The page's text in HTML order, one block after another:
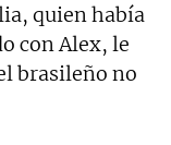
quien había
con Alex, le
brasileño no